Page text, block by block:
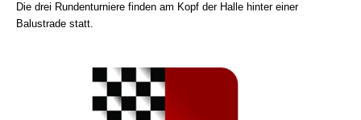
Die drei Rundenturniere finden am Kopf der Halle hinter einer
Balustrade statt.